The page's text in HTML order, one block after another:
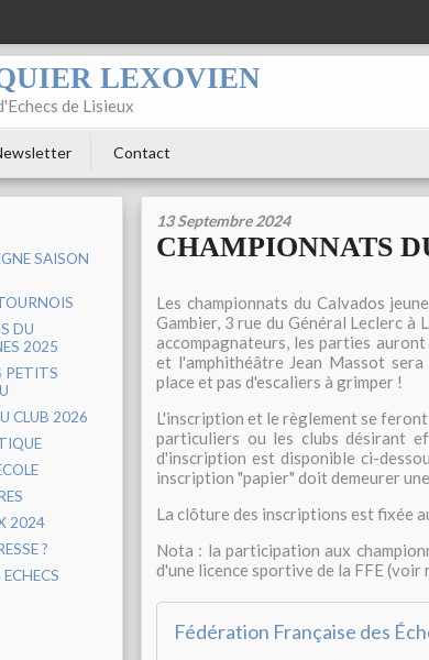
LEXOVIEN
de Lisieux
Contact
SAISON
DU
2025
PETITS
CLUB 2026
2024
?
13 Septembre 2024
CHAMPIONNATS
Les championnats du Calvados
Gambier, 3 rue du Général Leclerc
accompagnateurs, les parties
et l'amphithéâtre Jean Massot
place et pas d'escaliers à grimper !
L'inscription et le règlement se
particuliers ou les clubs désirant
d'inscription est disponible ci-
inscription "papier" doit demeurer
La clôture des inscriptions est fixée
Nota : la participation aux
d'une licence sportive de la FFE (voir
Fédération Française des